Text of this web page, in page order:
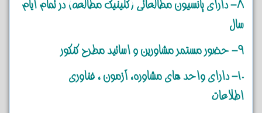
8- دارای پانسیون مطالعاتی (کلینیک مطالعه) در تمام ایام
سال
9- حضور مستمر مشاورین و اساتید مطرح کنکور
10- دارای واحد های مشاوره، آزمون ، فناوری
اطلاعات